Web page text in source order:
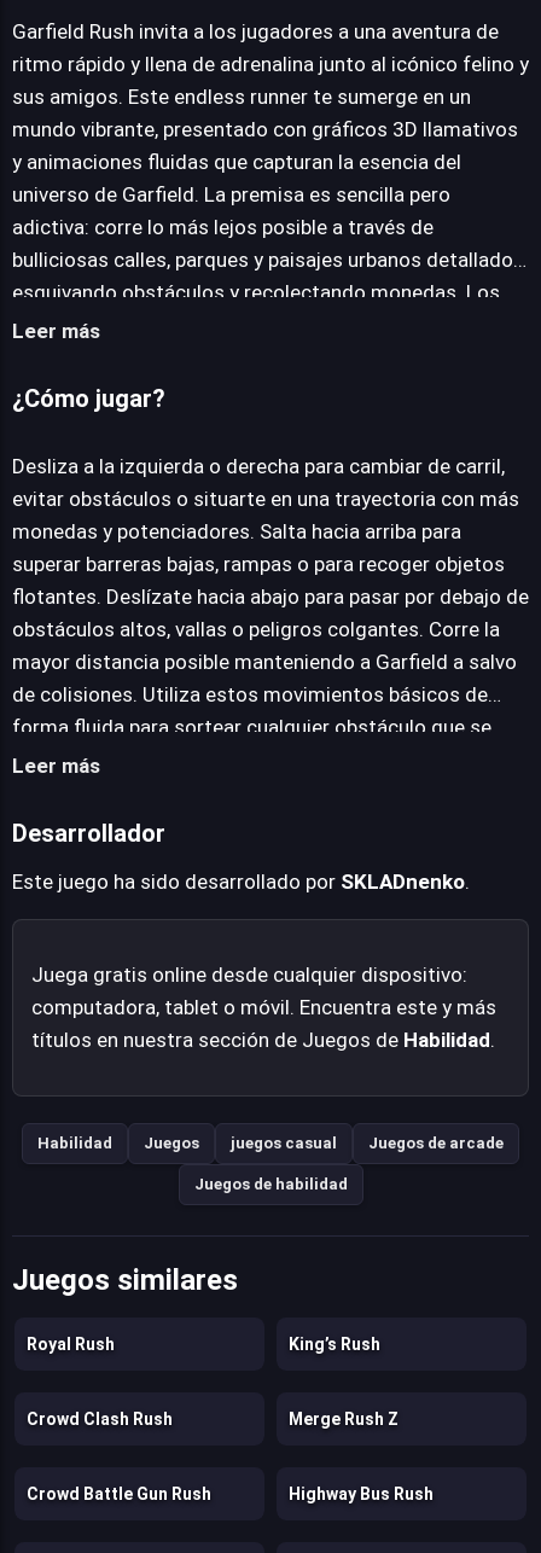
JUEGALO AHORA
Garfield Rush invita a los jugadores a una aventura de
ritmo rápido y llena de adrenalina junto al icónico felino y
sus amigos. Este endless runner te sumerge en un
mundo vibrante, presentado con gráficos 3D llamativos
y animaciones fluidas que capturan la esencia del
universo de Garfield. La premisa es sencilla pero
adictiva: corre lo más lejos posible a través de
bulliciosas calles, parques y paisajes urbanos detallados,
esquivando obstáculos y recolectando monedas. Los
controles intuitivos de un toque facilitan la inmersión,
entusiastas del género. Aunque el juego comienza a un
exigiendo reflejos agudos y precisión para cambiar de
carril, saltar o deslizarse bajo barreras. Los jugadores
pueden asumir el papel de Garfield o de otros
personajes conocidos, cada uno aportando su propio
encanto a la carrera. Más allá de la acción principal,
Garfield Rush mantiene el interés con cientos de
misiones, recompensas y beneficios diarios, asegurando
que siempre haya un nuevo desafío. Es una propuesta
encantadora y desafiante, apta para todas las edades.
Leer más
¿Cómo jugar?
Desliza a la izquierda o derecha para cambiar de carril,
evitar obstáculos o situarte en una trayectoria con más
monedas y potenciadores. Salta hacia arriba para
superar barreras bajas, rampas o para recoger objetos
flotantes. Deslízate hacia abajo para pasar por debajo de
obstáculos altos, vallas o peligros colgantes. Corre la
mayor distancia posible manteniendo a Garfield a salvo
de colisiones. Utiliza estos movimientos básicos de
forma fluida para sortear cualquier obstáculo que se
presente en tu camino y maximiza tu puntuación.
Leer más
Desarrollador
Este juego ha sido desarrollado por SKLADnenko.
Juega gratis online desde cualquier dispositivo:
computadora, tablet o móvil. Encuentra este y más
títulos en nuestra sección de Juegos de Habilidad.
Habilidad Juegos juegos casual Juegos de arcade
Juegos de habilidad
Juegos similares
Royal Rush King’s Rush
Crowd Clash Rush Merge Rush Z
Crowd Battle Gun Rush Highway Bus Rush